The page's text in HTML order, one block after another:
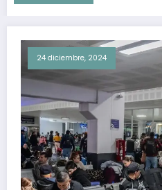
24 diciembre, 2024